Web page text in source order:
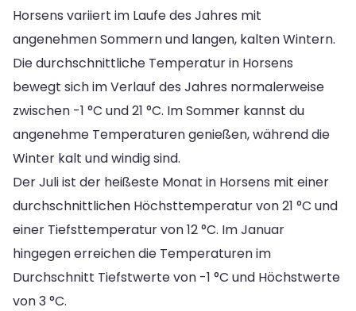
Horsens variiert im Laufe des Jahres mit
angenehmen Sommern und langen, kalten Wintern.
Die durchschnittliche Temperatur in Horsens
bewegt sich im Verlauf des Jahres normalerweise
zwischen -1 °C und 21 °C. Im Sommer kannst du
angenehme Temperaturen genießen, während die
Winter kalt und windig sind.
Der Juli ist der heißeste Monat in Horsens mit einer
durchschnittlichen Höchsttemperatur von 21 °C und
einer Tiefsttemperatur von 12 °C. Im Januar
hingegen erreichen die Temperaturen im
Durchschnitt Tiefstwerte von -1 °C und Höchstwerte
von 3 °C.